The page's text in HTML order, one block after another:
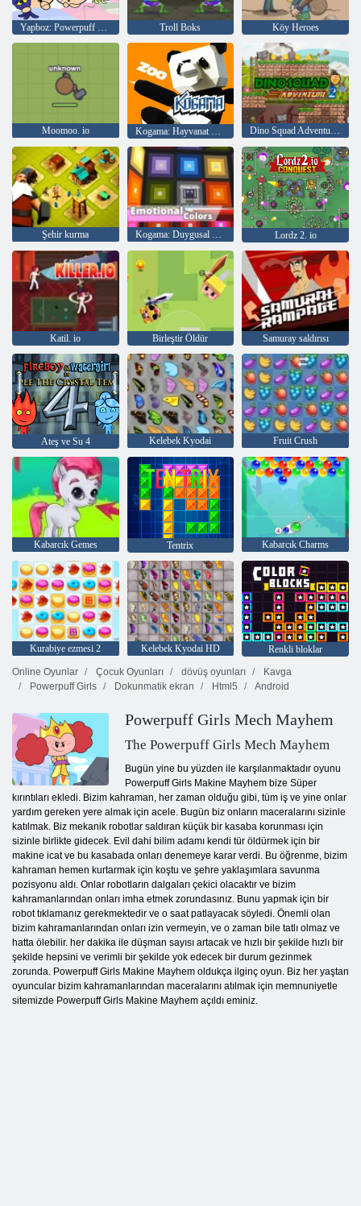
Yapboz: Powerpuff Girls Tatlı Rüya Troll Boks Köy Heroes
Moomoo. io Kogama: Hayvanat Bahçesi Dino Squad Adventure 2
Şehir kurma Lordz 2. io
Katil. io Birleştir Öldür Samuray saldırısı
Ateş ve Su 4 Kelebek Kyodai Fruit Crush
Kabarcık Gemes Tentrix Kabarcık Charms
Kurabiye ezmesi 2 Kelebek Kyodai HD
Renkli bloklar
Online Oyunlar
Çocuk Oyunları dövüş oyunları
Kavga
Powerpuff Girls
Dokunmatik ekran Html5 Android
Powerpuff Girls Mech Mayhem
The Powerpuff Girls Mech Mayhem
Bugün yine bu yüzden ile karşılanmaktadır oyunu
Powerpuff Girls Makine Mayhem bize Süper
kırıntıları ekledi. Bizim kahraman, her zaman olduğu gibi, tüm iş ve yine onlar
yardım gereken yere almak için acele. Bugün biz onların maceralarını sizinle
katılmak. Biz mekanik robotlar saldıran küçük bir kasaba korunması için
sizinle birlikte gidecek. Evil dahi bilim adamı kendi tür öldürmek için bir
makine icat ve bu kasabada onları denemeye karar verdi. Bu öğrenme, bizim
kahraman hemen kurtarmak için koştu ve şehre yaklaşımlara savunma
pozisyonu aldı. Onlar robotların dalgaları çekici olacaktır ve bizim
kahramanlarından onları imha etmek zorundasınız. Bunu yapmak için bir
robot tıklamanız gerekmektedir ve o saat patlayacak söyledi. Önemli olan
bizim kahramanlarından onları izin vermeyin, ve o zaman bile tatlı olmaz ve
hatta ölebilir. her dakika ile düşman sayısı artacak ve hızlı bir şekilde hızlı bir
şekilde hepsini ve verimli bir şekilde yok edecek bir durum gezinmek
zorunda. Powerpuff Girls Makine Mayhem oldukça ilginç oyun. Biz her yaştan
oyuncular bizim kahramanlarından maceralarını atılmak için memnuniyetle
sitemizde Powerpuff Girls Makine Mayhem açıldı eminiz.